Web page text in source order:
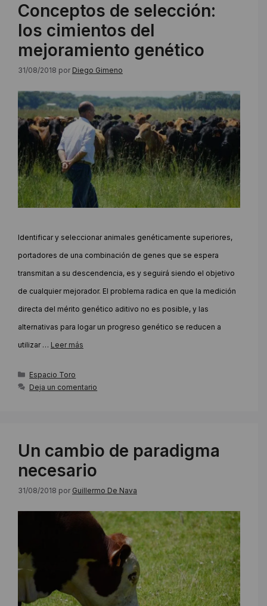
Conceptos de selección:
los cimientos del
mejoramiento genético
31/08/2018 por Diego Gimeno
Identificar y seleccionar animales genéticamente superiores,
portadores de una combinación de genes que se espera
transmitan a su descendencia, es y seguirá siendo el objetivo
de cualquier mejorador. El problema radica en que la medición
directa del mérito genético aditivo no es posible, y las
alternativas para logar un progreso genético se reducen a
utilizar … Leer más
Categorías
Espacio Toro
Deja un comentario
Un cambio de paradigma
necesario
31/08/2018 por Guillermo De Nava